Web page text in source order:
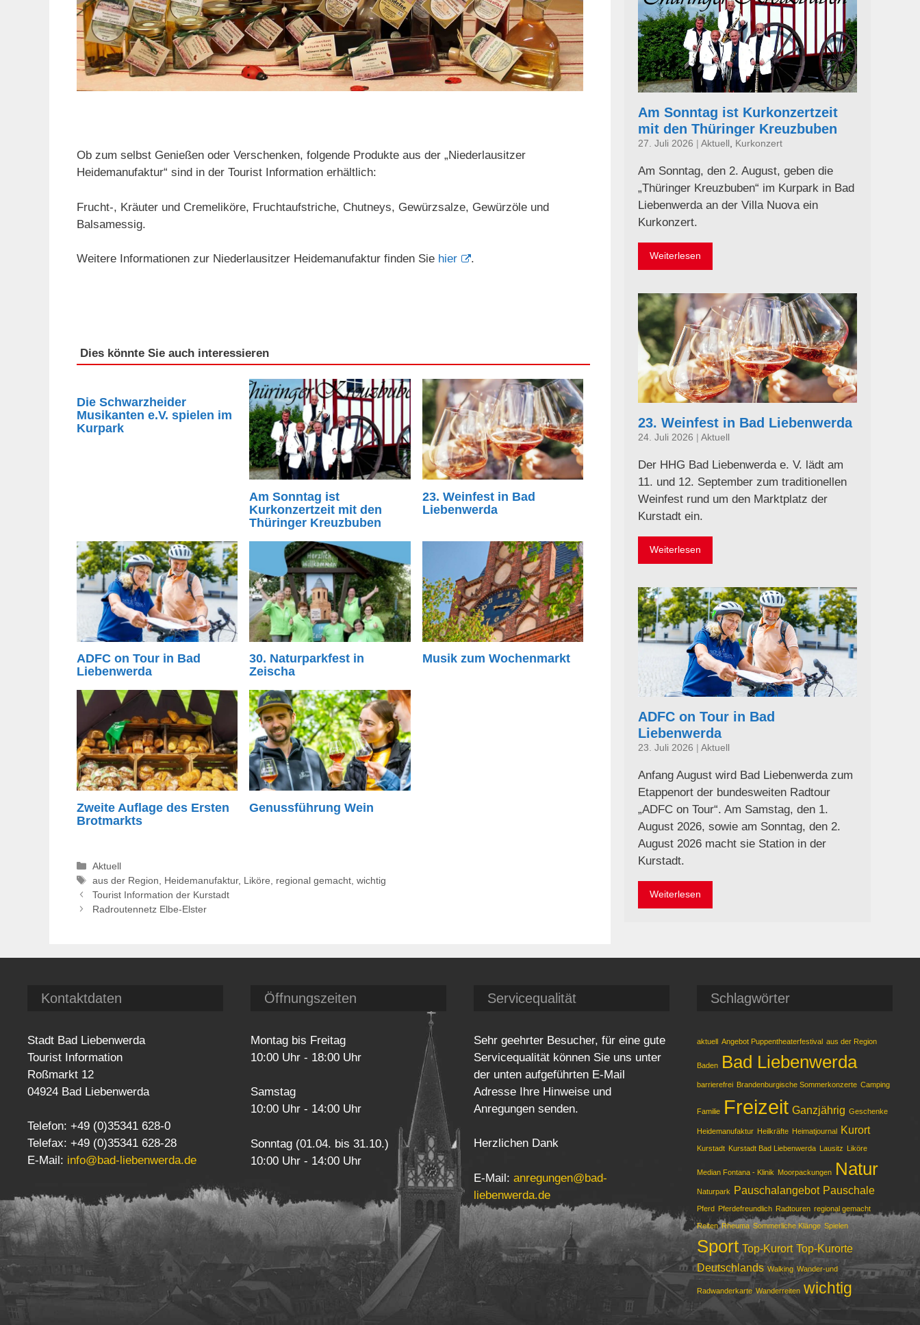
Ob zum selbst Genießen oder Verschenken, folgende Produkte aus der „Niederlausitzer
Heidemanufaktur“ sind in der Tourist Information erhältlich:
Frucht-, Kräuter und Cremeliköre, Fruchtaufstriche, Chutneys, Gewürzsalze, Gewürzöle und
Balsamessig.
Weitere Informationen zur Niederlausitzer Heidemanufaktur finden Sie hier .
Dies könnte Sie auch interessieren
Die Schwarzheider
Musikanten e.V. spielen im
Kurpark
Am Sonntag ist
Kurkonzertzeit mit den
Thüringer Kreuzbuben
23. Weinfest in Bad
Liebenwerda
ADFC on Tour in Bad
Liebenwerda
30. Naturparkfest in
Zeischa
Musik zum Wochenmarkt
Zweite Auflage des Ersten
Brotmarkts
Genussführung Wein
Kategorien
Aktuell
Schlagwörter
aus der Region Heidemanufaktur, Liköre regional gemacht ,wichtig
Tourist Information der Kurstadt
Radroutennetz Elbe-Elster
Am Sonntag ist Kurkonzertzeit
mit den Thüringer Kreuzbuben
27. Juli 2026 Aktuell Kurkonzert
Am Sonntag, den 2. August, geben die
„Thüringer Kreuzbuben“ im Kurpark in Bad
Liebenwerda an der Villa Nuova ein
Kurkonzert.
Weiterlesen
23. Weinfest in Bad Liebenwerda
24. Juli 2026 Aktuell
Der HHG Bad Liebenwerda e. V. lädt am
11. und 12. September zum traditionellen
Weinfest rund um den Marktplatz der
Kurstadt ein.
Weiterlesen
ADFC on Tour in Bad
Liebenwerda
23. Juli 2026 Aktuell
Anfang August wird Bad Liebenwerda zum
Etappenort der bundesweiten Radtour
„ADFC on Tour“. Am Samstag, den 1.
August 2026, sowie am Sonntag, den 2.
August 2026 macht sie Station in der
Kurstadt.
Weiterlesen
Kontaktdaten
Stadt Bad Liebenwerda
Tourist Information
Roßmarkt 12
04924 Bad Liebenwerda
Telefon: +49 (0)35341 628-0
Telefax: +49 (0)35341 628-28
E-Mail: info@bad-liebenwerda.de
Öffnungszeiten
Montag bis Freitag
10:00 Uhr - 18:00 Uhr
Samstag
10:00 Uhr - 14:00 Uhr
Sonntag (01.04. bis 31.10.)
10:00 Uhr - 14:00 Uhr
Servicequalität
Sehr geehrter Besucher, für eine gute
Servicequalität können Sie uns unter
der unten aufgeführten E-Mail
Adresse Ihre Hinweise und
Anregungen senden.
Herzlichen Dank
E-Mail: anregungen@bad-
liebenwerda.de
Schlagwörter
aktuell Angebot Puppentheaterfestival aus der Region
Baden Bad Liebenwerda
barrierefrei Brandenburgische Sommerkonzerte Camping
Familie Freizeit Ganzjährig Geschenke
Heidemanufaktur Heilkräfte Heimatjournal Kurort
Kurstadt Kurstadt Bad Liebenwerda Lausitz Liköre
Median Fontana - Klinik Moorpackungen Natur
Naturpark Pauschalangebot Pauschale
Pferd Pferdefreundlich Radtouren regional gemacht
Reiten Rheuma Sommerliche Klänge Spielen
Sport Top-Kurort Top-Kurorte
Deutschlands Walking Wander-und
Radwanderkarte Wanderreiten wichtig